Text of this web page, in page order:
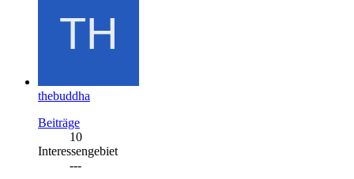
thebuddha
Beiträge
10
Interessengebiet
---